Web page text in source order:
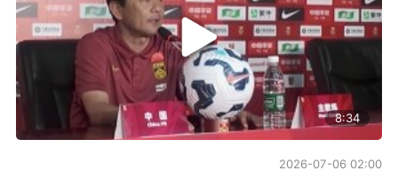
8:34
2026-07-06 02:00